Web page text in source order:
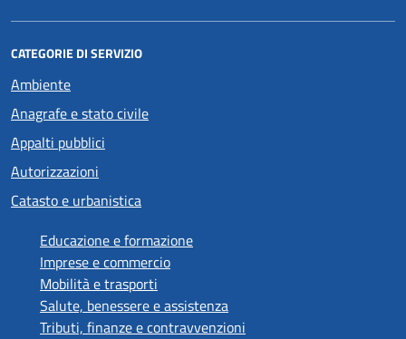
CATEGORIE DI SERVIZIO
Ambiente
Anagrafe e stato civile
Appalti pubblici
Autorizzazioni
Catasto e urbanistica
Educazione e formazione
Imprese e commercio
Mobilità e trasporti
Salute, benessere e assistenza
Tributi, finanze e contravvenzioni